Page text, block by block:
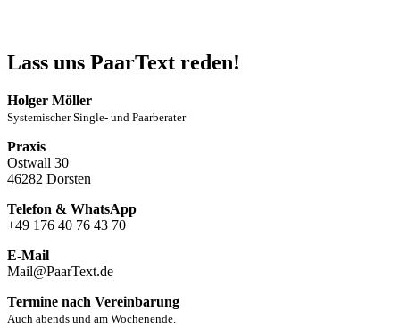
Lass uns PaarText reden!
Holger Möller
Systemischer Single- und Paarberater
Praxis
Ostwall 30
46282 Dorsten
Telefon & WhatsApp
+49 176 40 76 43 70
E-Mail
Mail@PaarText.de
Termine nach Vereinbarung
Auch abends und am Wochenende.